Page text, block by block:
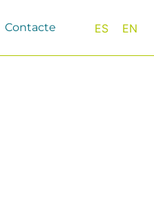
Contacte ES EN